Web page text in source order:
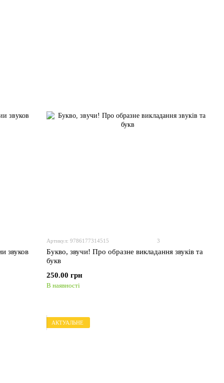
звуков
Артикул: 9786177314515 3
Букво, звучи! Про образне викладання звуків та
букв
250.00 грн
В наявності
АКТУАЛЬНЕ